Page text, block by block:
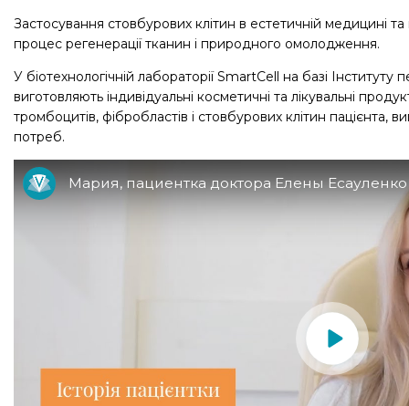
Застосування стовбурових клітин в естетичній медицині та
процес регенерації тканин і природного омолодження.
У біотехнологічній лабораторії SmartCell на базі
виготовляють індивідуальні косметичні та лікувальні
тромбоцитів, фібробластів і стовбурових клітин пацієнта,
потреб.
Мария, пациентка доктора Елены